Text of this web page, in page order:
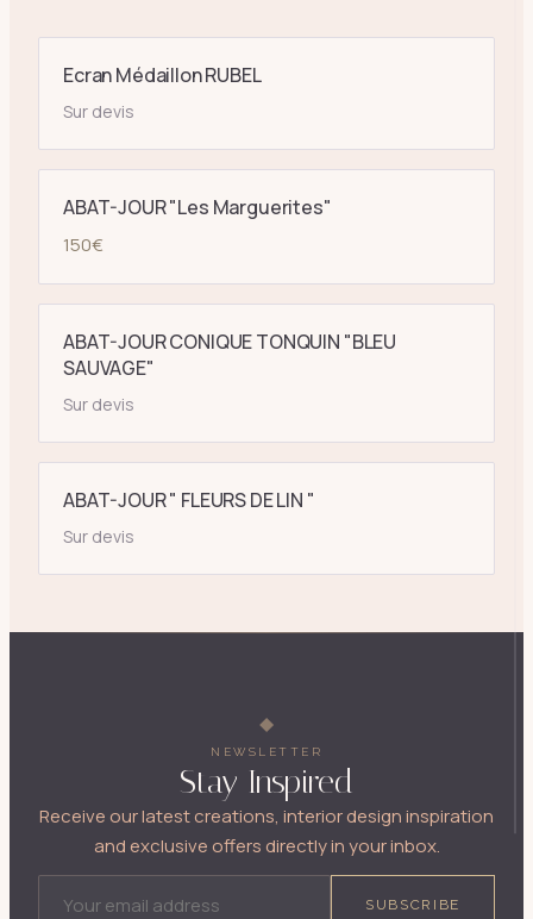
Ecran Médaillon RUBEL
Sur devis
ABAT-JOUR "Les Marguerites"
150€
ABAT-JOUR CONIQUE TONQUIN "BLEU
SAUVAGE"
Sur devis
ABAT-JOUR " FLEURS DE LIN "
Sur devis
NEWSLETTER
Stay Inspired
Receive our latest creations, interior design inspiration
and exclusive offers directly in your inbox.
SUBSCRIBE